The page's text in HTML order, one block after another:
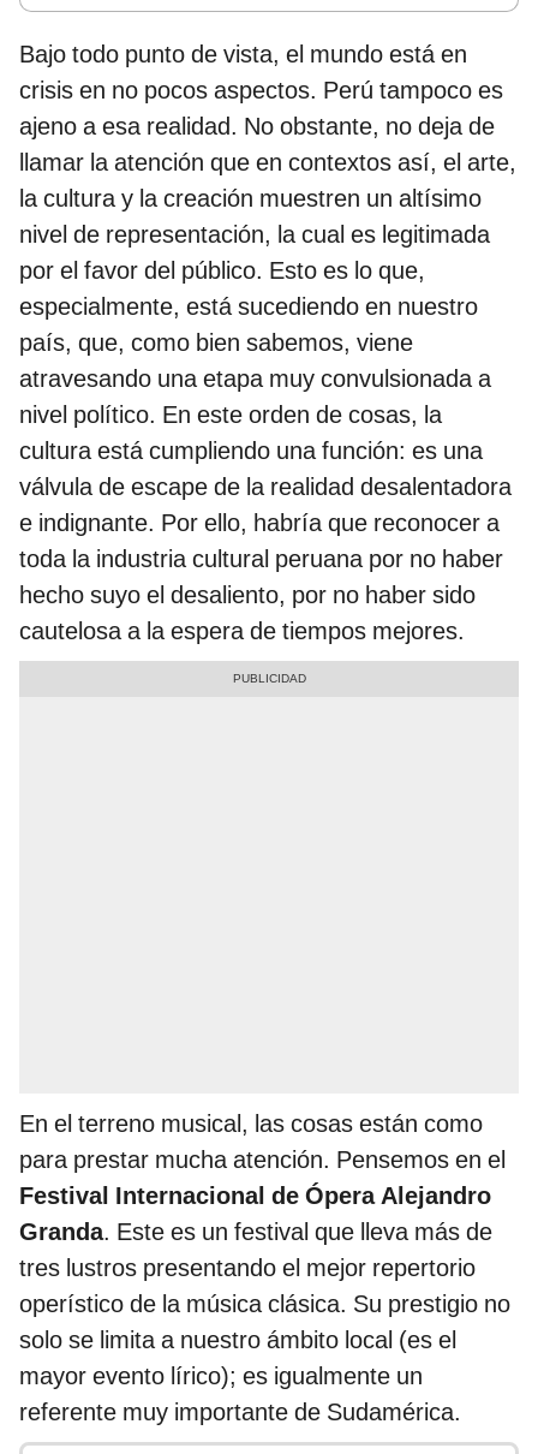
Bajo todo punto de vista, el mundo está en
crisis en no pocos aspectos. Perú tampoco es
ajeno a esa realidad. No obstante, no deja de
llamar la atención que en contextos así, el arte,
la cultura y la creación muestren un altísimo
nivel de representación, la cual es legitimada
por el favor del público. Esto es lo que,
especialmente, está sucediendo en nuestro
país, que, como bien sabemos, viene
atravesando una etapa muy convulsionada a
nivel político. En este orden de cosas, la
cultura está cumpliendo una función: es una
válvula de escape de la realidad desalentadora
e indignante. Por ello, habría que reconocer a
toda la industria cultural peruana por no haber
hecho suyo el desaliento, por no haber sido
cautelosa a la espera de tiempos mejores.
En el terreno musical, las cosas están como
para prestar mucha atención. Pensemos en el
Festival Internacional de Ópera Alejandro
Granda. Este es un festival que lleva más de
tres lustros presentando el mejor repertorio
operístico de la música clásica. Su prestigio no
solo se limita a nuestro ámbito local (es el
mayor evento lírico); es igualmente un
referente muy importante de Sudamérica.